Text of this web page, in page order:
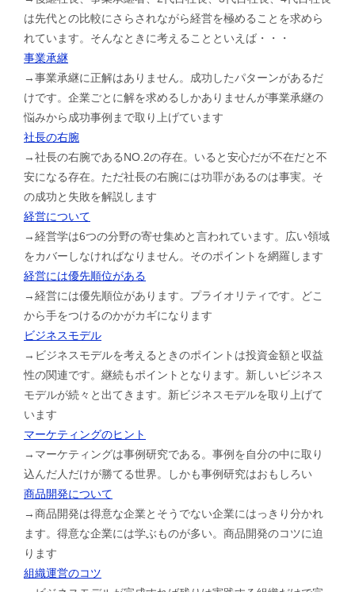
は先代との比較にさらされながら経営を極めることを求めら
れています。そんなときに考えることといえば・・・
事業承継
→事業承継に正解はありません。成功したパターンがあるだ
けです。企業ごとに解を求めるしかありませんが事業承継の
悩みから成功事例まで取り上げています
社長の右腕
→社長の右腕であるNO.2の存在。いると安心だが不在だと不
安になる存在。ただ社長の右腕には功罪があるのは事実。そ
の成功と失敗を解説します
経営について
→経営学は6つの分野の寄せ集めと言われています。広い領域
をカバーしなければなりません。そのポイントを網羅します
経営には優先順位がある
→経営には優先順位があります。プライオリティです。どこ
から手をつけるのかがカギになります
ビジネスモデル
→ビジネスモデルを考えるときのポイントは投資金額と収益
性の関連です。継続もポイントとなります。新しいビジネス
モデルが続々と出てきます。新ビジネスモデルを取り上げて
います
マーケティングのヒント
→マーケティングは事例研究である。事例を自分の中に取り
込んだ人だけが勝てる世界。しかも事例研究はおもしろい
商品開発について
→商品開発は得意な企業とそうでない企業にはっきり分かれ
ます。得意な企業には学ぶものが多い。商品開発のコツに迫
ります
組織運営のコツ